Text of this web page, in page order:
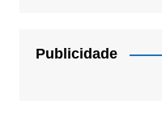
Publicidade